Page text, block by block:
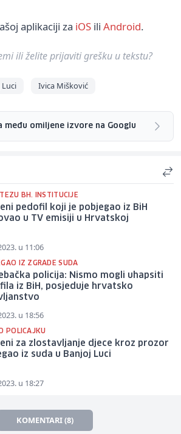
aplikaciji za iOS ili Android.
ili želite prijaviti grešku u tekstu?
Ivica Mišković
među omiljene izvore na Googlu
BH. INSTITUCIJE
pedofil koji je pobjegao iz BiH
u TV emisiji u Hrvatskoj
u 11:06
IZ ZGRADE SUDA
policija: Nismo mogli uhapsiti
iz BiH, posjeduje hrvatsko
u 18:56
POLICAJKU
za zlostavljanje djece kroz prozor
iz suda u Banjoj Luci
u 18:27
KOMENTARI (8)